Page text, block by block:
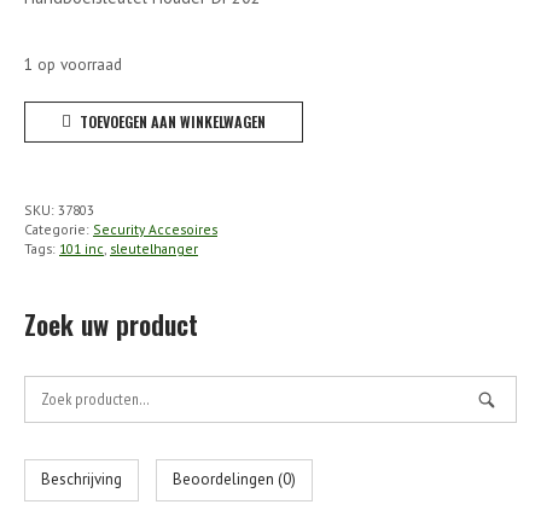
1 op voorraad
Inc
Houder
DP202
TOEVOEGEN AAN WINKELWAGEN
SKU: 37803
Categorie: Security Accesoires
Tags: 101 inc, sleutelhanger
Zoek uw product
Zoek
Beschrijving Beoordelingen (0)